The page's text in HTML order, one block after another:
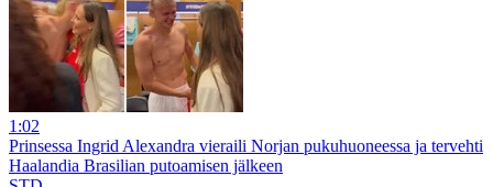
1:02
Prinsessa Ingrid Alexandra vieraili Norjan pukuhuoneessa ja tervehti
Haalandia Brasilian putoamisen jälkeen